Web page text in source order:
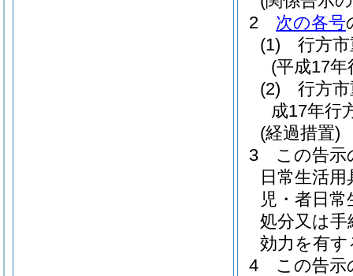
2
次の各号
(1)
行方
(平成17
(2)
行方
成17年行
(経過措置)
3
この告示
日常生活
児・者日
処分又は
効力を有す
4
この告示